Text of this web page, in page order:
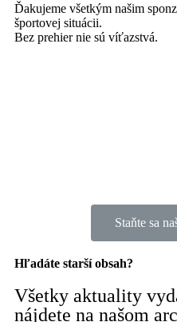
Ďakujeme všetkým našim
športovej situácii.
Bez prehier nie sú víťazstvá.
Staňte sa
Hľadáte starší obsah?
Všetky aktuality
nájdete na našom